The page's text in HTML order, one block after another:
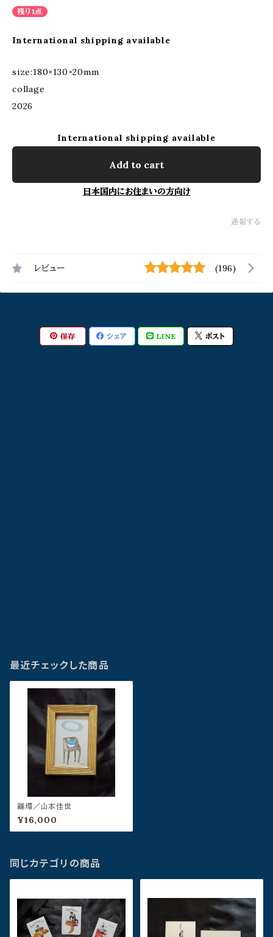
残り1点
International shipping available
size:180×130×20mm
collage
2026
International shipping available
Add to cart
日本国内にお住まいの方向け
通報する
レビュー (196)
保存 シェア LINE ポスト
最近チェックした商品
離環／山本佳世
¥16,000
同じカテゴリの商品